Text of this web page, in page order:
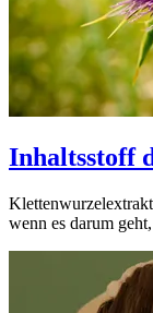
Inhaltsstoff
wenn es darum